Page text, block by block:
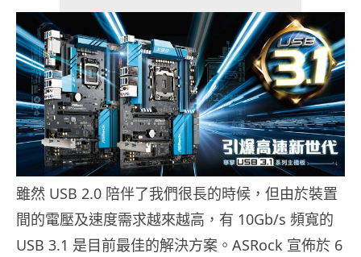
雖然 USB 2.0 陪伴了我們很長的時候，但由於裝置
間的電壓及速度需求越來越高，有 10Gb/s 頻寬的
USB 3.1 是目前最佳的解決方案。ASRock 宣佈於 6